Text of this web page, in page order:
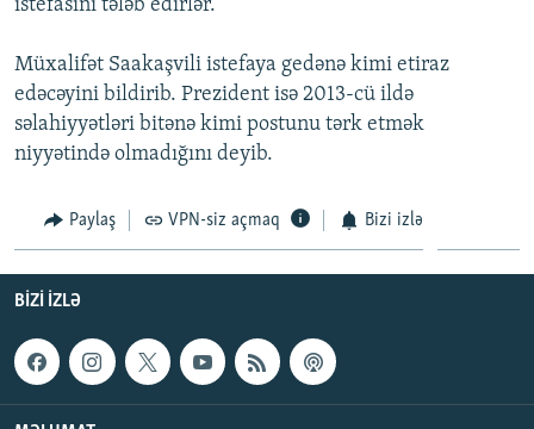
BIZIMLƏ ƏLAQƏ
XƏBƏR BÜLLETENLƏRIMIZ
RFE/RL-in bütün saytları
istefasını tələb edirlər.
Müxalifət Saakaşvili istefaya gedənə kimi etiraz
edəcəyini bildirib. Prezident isə 2013-cü ildə
səlahiyyətləri bitənə kimi postunu tərk etmək
niyyətində olmadığını deyib.
Paylaş VPN-siz açmaq Bizi izlə
BIZI IZLƏ